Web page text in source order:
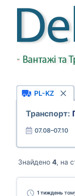
PL-KZ
Транспорт:
07.08–07.10
Знайдено 4, на
1 тиждень